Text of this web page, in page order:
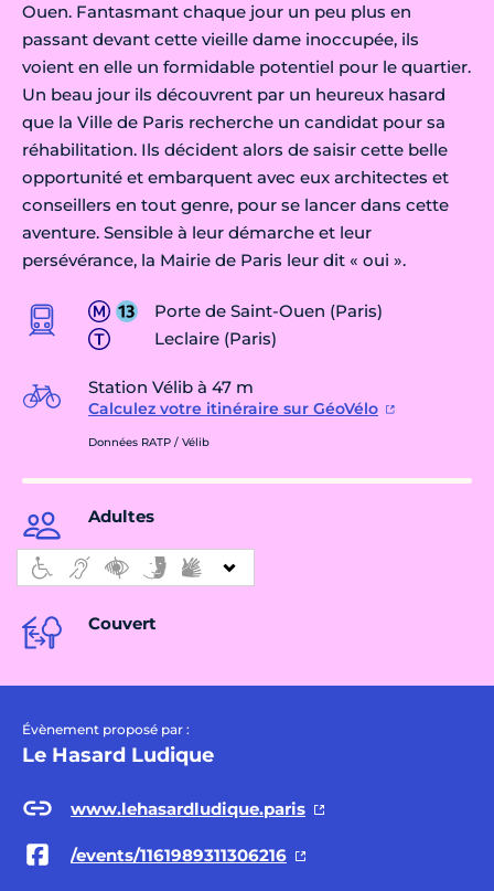
Ouen. Fantasmant chaque jour un peu plus en
passant devant cette vieille dame inoccupée, ils
voient en elle un formidable potentiel pour le quartier.
Un beau jour ils découvrent par un heureux hasard
que la Ville de Paris recherche un candidat pour sa
réhabilitation. Ils décident alors de saisir cette belle
opportunité et embarquent avec eux architectes et
conseillers en tout genre, pour se lancer dans cette
aventure. Sensible à leur démarche et leur
persévérance, la Mairie de Paris leur dit « oui ».
Porte de Saint-Ouen (Paris)
Leclaire (Paris)
Station Vélib à 47 m
Calculez votre itinéraire sur GéoVélo
Données RATP / Vélib
Adultes
Couvert
Évènement proposé par :
Le Hasard Ludique
www.lehasardludique.paris
/events/1161989311306216